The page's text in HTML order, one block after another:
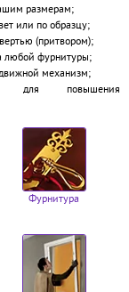
размерам;
или по образцу;
(притвором);
любой фурнитуры;
механизм;
для повышения
Фурнитура